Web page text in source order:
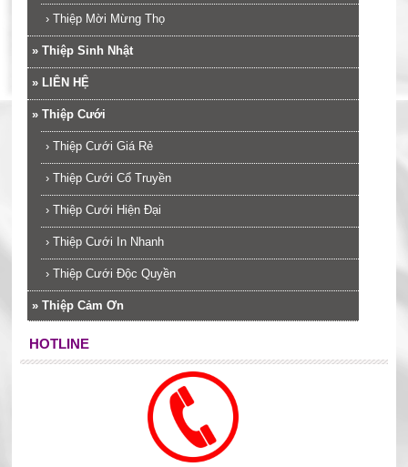
› Thiệp Mời Mừng Thọ
» Thiệp Sinh Nhật
» LIÊN HỆ
» Thiệp Cưới
› Thiệp Cưới Giá Rẻ
› Thiệp Cưới Cổ Truyền
› Thiệp Cưới Hiện Đại
› Thiệp Cưới In Nhanh
› Thiệp Cưới Độc Quyền
» Thiệp Cảm Ơn
HOTLINE